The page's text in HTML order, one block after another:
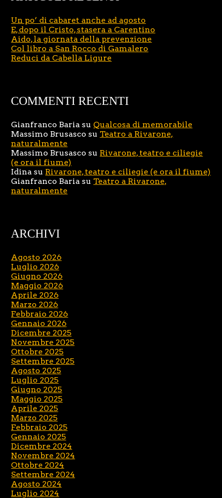
Un po’ di cabaret anche ad agosto
E, dopo il Cristo, stasera a Carentino
Aido, la giornata della prevenzione
Col libro a San Rocco di Gamalero
Reduci da Cabella Ligure
COMMENTI RECENTI
Gianfranco Baria su Qualcosa di memorabile
Massimo Brusasco su Teatro a Rivarone,
naturalmente
Massimo Brusasco su Rivarone, teatro e ciliegie
(e ora il fiume)
Idina su Rivarone, teatro e ciliegie (e ora il fiume)
Gianfranco Baria su Teatro a Rivarone,
naturalmente
ARCHIVI
Agosto 2026
Luglio 2026
Giugno 2026
Maggio 2026
Aprile 2026
Marzo 2026
Febbraio 2026
Gennaio 2026
Dicembre 2025
Novembre 2025
Ottobre 2025
Settembre 2025
Agosto 2025
Luglio 2025
Giugno 2025
Maggio 2025
Aprile 2025
Marzo 2025
Febbraio 2025
Gennaio 2025
Dicembre 2024
Novembre 2024
Ottobre 2024
Settembre 2024
Agosto 2024
Luglio 2024